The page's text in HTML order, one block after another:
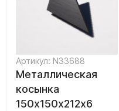
Артикул: N33688
Металлическая
косынка
150х150х212х6